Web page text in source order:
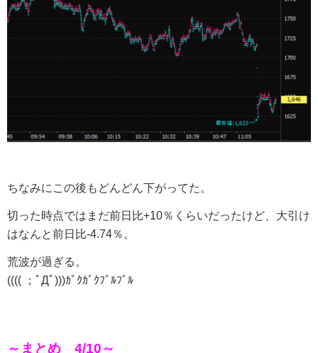
ちなみにこの後もどんどん下がってた。
切った時点ではまだ前日比+10％くらいだったけど、大引け
はなんと前日比-4.74％。
荒波が過ぎる。
(((( ；ﾟДﾟ)))ｶﾞｸｶﾞｸﾌﾞﾙﾌﾞﾙ
～まとめ 4/10～